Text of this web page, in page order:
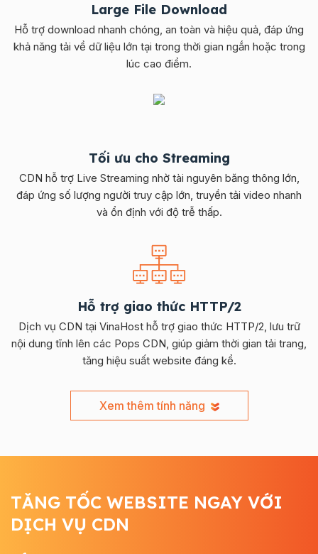
Large File Download
Hỗ trợ download nhanh chóng, an toàn và hiệu quả, đáp ứng
khả năng tải về dữ liệu lớn tại trong thời gian ngắn hoặc trong
lúc cao điểm.
Tối ưu cho Streaming
CDN hỗ trợ Live Streaming nhờ tài nguyên băng thông lớn,
đáp ứng số lượng người truy cập lớn, truyền tải video nhanh
và ổn định với độ trễ thấp.
Hỗ trợ giao thức HTTP/2
Dịch vụ CDN tại VinaHost hỗ trợ giao thức HTTP/2, lưu trữ
nội dung tĩnh lên các Pops CDN, giúp giảm thời gian tải trang,
tăng hiệu suất website đáng kể.
Xem thêm tính năng
TĂNG TỐC WEBSITE NGAY VỚI
DỊCH VỤ CDN